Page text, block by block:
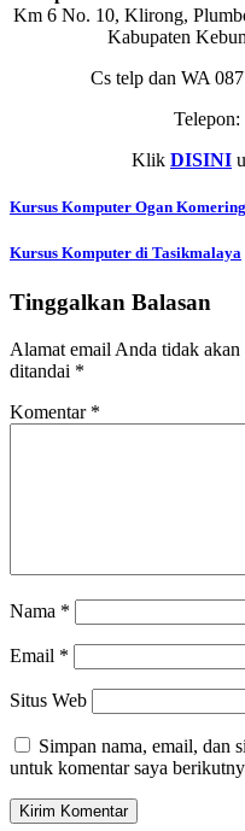
Km 6 No. 10, Klirong,
Kabupaten
Cs telp dan WA
Telepon:
Klik DISINI
Navigasi
pos
Kursus Komputer Ogan
Kursus Komputer di Tasikmalaya
Tinggalkan Balasan
Alamat email Anda tidak
ditandai *
Komentar *
Nama *
Email *
Situs Web
Simpan nama, email, dan
untuk komentar saya